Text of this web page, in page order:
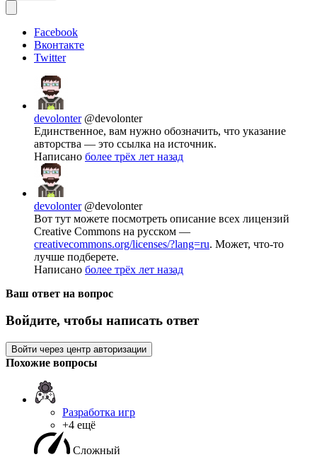
Facebook
Вконтакте
Twitter
devolonter @devolonter
Единственное, вам нужно обозначить, что указание
авторства — это ссылка на источник.
Написано более трёх лет назад
devolonter @devolonter
Вот тут можете посмотреть описание всех лицензий
Creative Commons на русском —
creativecommons.org/licenses/?lang=ru. Может, что-то
лучше подберете.
Написано более трёх лет назад
Ваш ответ на вопрос
Войдите, чтобы написать ответ
Войти через центр авторизации
Похожие вопросы
Разработка игр
+4 ещё
Сложный